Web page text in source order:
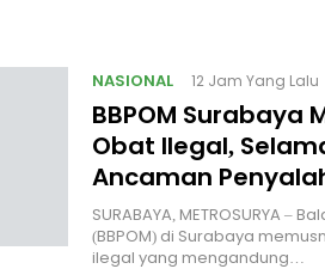
NASIONAL 12 Jam Yang Lalu
BBPOM Surabaya
Obat Ilegal,
Ancaman
SURABAYA, METROSURYA
(BBPOM) di Surabaya
ilegal yang mengandung…